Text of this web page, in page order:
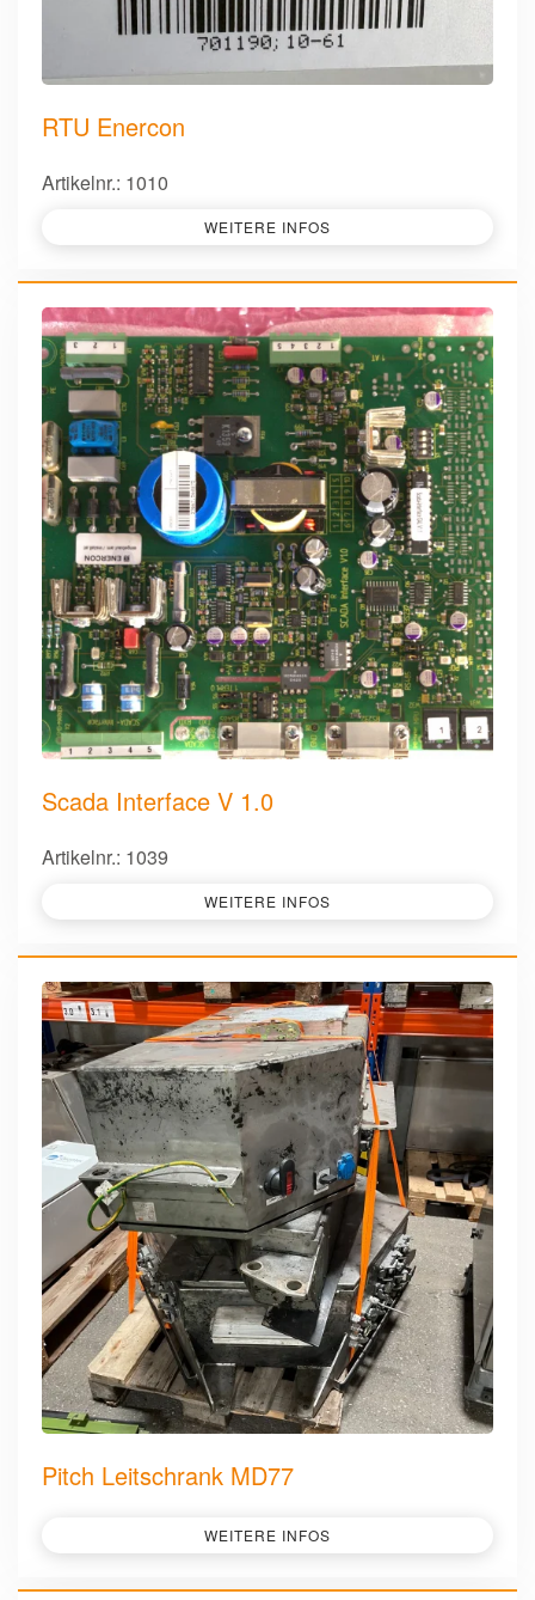
RTU Enercon
Artikelnr.: 1010
WEITERE INFOS
Scada Interface V 1.0
Artikelnr.: 1039
WEITERE INFOS
Pitch Leitschrank MD77
WEITERE INFOS